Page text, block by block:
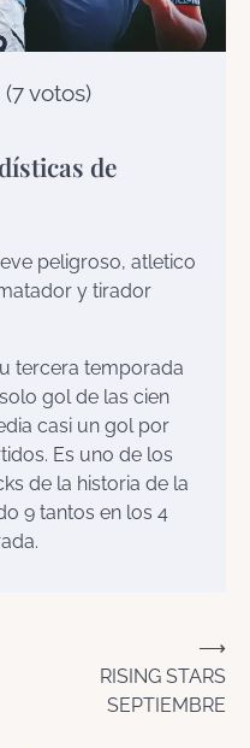
votos)
de
peligroso, atletico
y tirador
tercera temporada
gol de las cien
casi un gol por
Es uno de los
de la historia de la
9 tantos en los 4
RISING STARS
SEPTIEMBRE
⟶